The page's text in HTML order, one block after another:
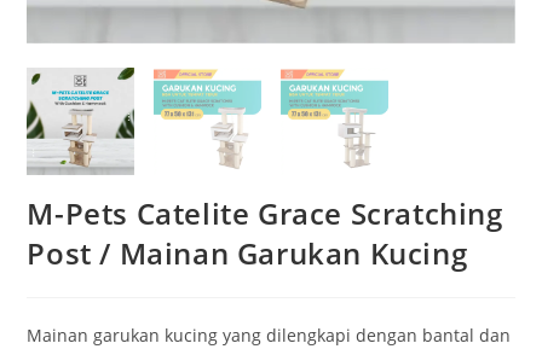
M-Pets Catelite Grace Scratching
Post / Mainan Garukan Kucing
Mainan garukan kucing yang dilengkapi dengan bantal dan